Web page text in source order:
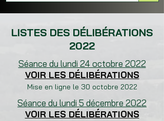
LISTES DES DÉLIBÉRATIONS
2022
Séance du lundi 24 octobre 2022
VOIR LES DÉLIBÉRATIONS
Mise en ligne le 30 octobre 2022
Séance du lundi 5 décembre 2022
VOIR LES DÉLIBÉRATIONS